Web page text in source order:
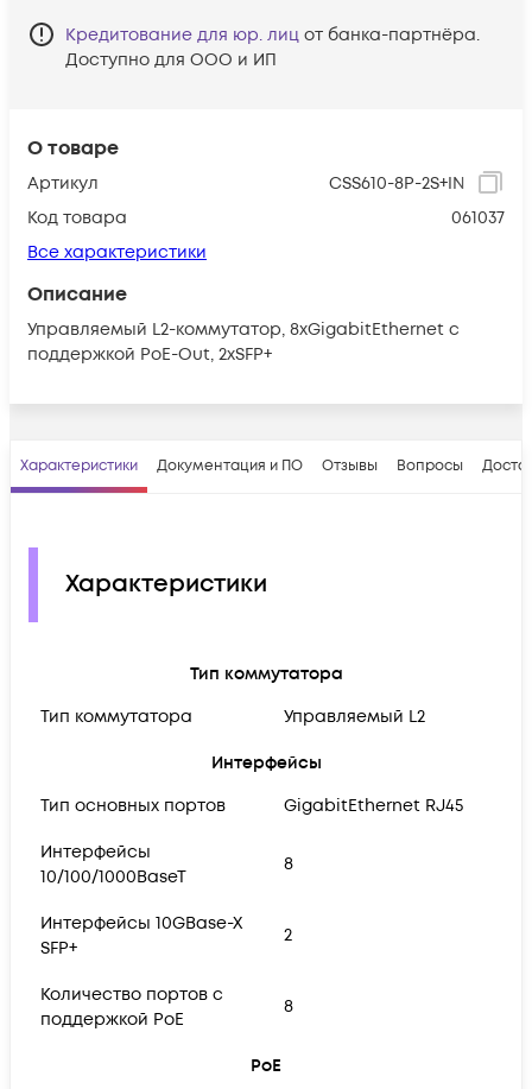
О товаре
Артикул
CSS610-8P-2S+IN
Код товара
061037
Все характеристики
Описание
Управляемый L2-коммутатор, 8xGigabitEthernet с
поддержкой PoE-Out, 2xSFP+
Кредитование для юр. лиц от банка-партнёра.
Доступно для ООО и ИП
Характеристики Документация и ПО Отзывы Вопросы
Характеристики
Тип коммутатора
Тип коммутатора
Управляемый L2
Интерфейсы
Тип основных портов
GigabitEthernet RJ45
Интерфейсы
10/100/1000BaseT
8
Интерфейсы 10GBase-X
SFP+
2
Количество портов с
поддержкой PoE
8
PoE